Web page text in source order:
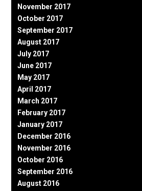
November 2017
October 2017
September 2017
August 2017
July 2017
June 2017
May 2017
April 2017
March 2017
February 2017
January 2017
December 2016
November 2016
October 2016
September 2016
August 2016